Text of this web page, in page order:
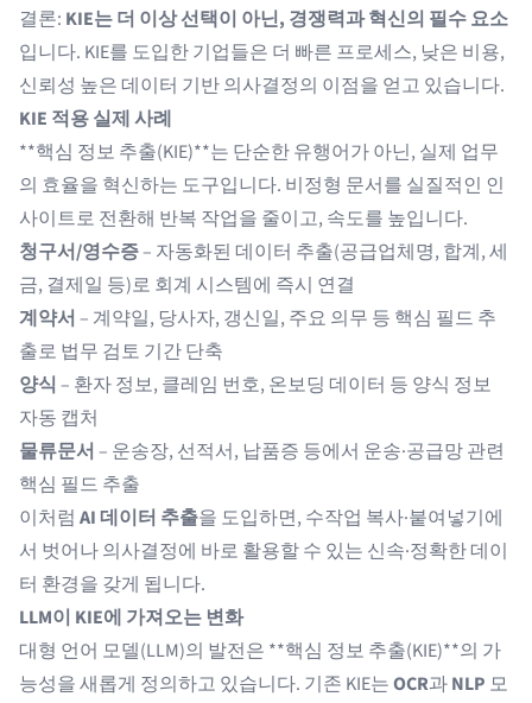
결론: KIE는 더 이상 선택이 아닌, 경쟁력과 혁신의 필수 요소
입니다. KIE를 도입한 기업들은 더 빠른 프로세스, 낮은 비용,
신뢰성 높은 데이터 기반 의사결정의 이점을 얻고 있습니다.
KIE 적용 실제 사례
**핵심 정보 추출(KIE)**는 단순한 유행어가 아닌, 실제 업무
의 효율을 혁신하는 도구입니다. 비정형 문서를 실질적인 인
사이트로 전환해 반복 작업을 줄이고, 속도를 높입니다.
청구서/영수증– 자동화된 데이터 추출(공급업체명, 합계, 세
금, 결제일 등)로 회계 시스템에 즉시 연결
계약서 – 계약일, 당사자, 갱신일, 주요 의무 등 핵심 필드 추
출로 법무 검토 기간 단축
양식 – 환자 정보, 클레임 번호, 온보딩 데이터 등 양식 정보
자동 캡처
물류문서 – 운송장, 선적서, 납품증 등에서 운송·공급망 관련
핵심 필드 추출
이처럼 AI 데이터 추출을 도입하면, 수작업 복사·붙여넣기에
서 벗어나 의사결정에 바로 활용할 수 있는 신속·정확한 데이
터 환경을 갖게 됩니다.
LLM이 KIE에 가져오는 변화
대형 언어 모델(LLM)의 발전은 **핵심 정보 추출(KIE)**의 가
능성을 새롭게 정의하고 있습니다. 기존 KIE는OCR과NLP 모